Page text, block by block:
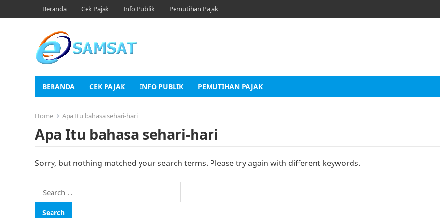
Beranda Cek Pajak Info Publik Pemutihan Pajak
BERANDA CEK PAJAK INFO PUBLIK PEMUTIHAN PAJAK
Home Apa Itu bahasa sehari-hari
Apa Itu bahasa sehari-hari
Sorry, but nothing matched your search terms. Please try again with different keywords.
Search
for: